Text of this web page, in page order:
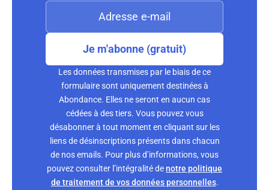
Je m'abonne (gratuit)
Les données transmises par le biais de ce
formulaire sont uniquement destinées à
Abondance. Elles ne seront en aucun cas
cédées à des tiers. Vous pouvez vous
désabonner à tout moment en cliquant sur les
liens de désinscriptions présents dans chacun
de nos emails. Pour plus d’informations, vous
pouvez consulter l’intégralité denotre politique
de traitement de vos données personnelles.